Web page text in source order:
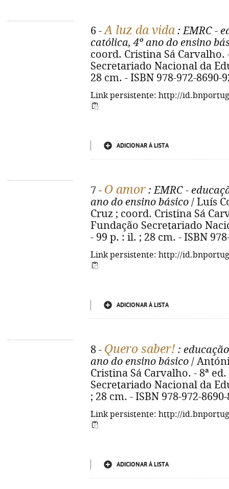
6 -A luz da vida : EMRC -
católica, 4º ano do ensino
coord. Cristina Sá Carvalho.
Secretariado Nacional da
28 cm. - ISBN 978-972-8690-
Link persistente: http://
ADICIONAR À LISTA
7 - O amor : EMRC -
ano do ensino básico / Luís
Cruz ; coord. Cristina Sá
Fundação Secretariado
- 99 p. : il. ; 28 cm. - ISBN
Link persistente: http://
ADICIONAR À LISTA
8 - Quero saber! :
ano do ensino básico /
Cristina Sá Carvalho. - 8ª
Secretariado Nacional da
; 28 cm. - ISBN 978-972-
Link persistente: http://
ADICIONAR À LISTA